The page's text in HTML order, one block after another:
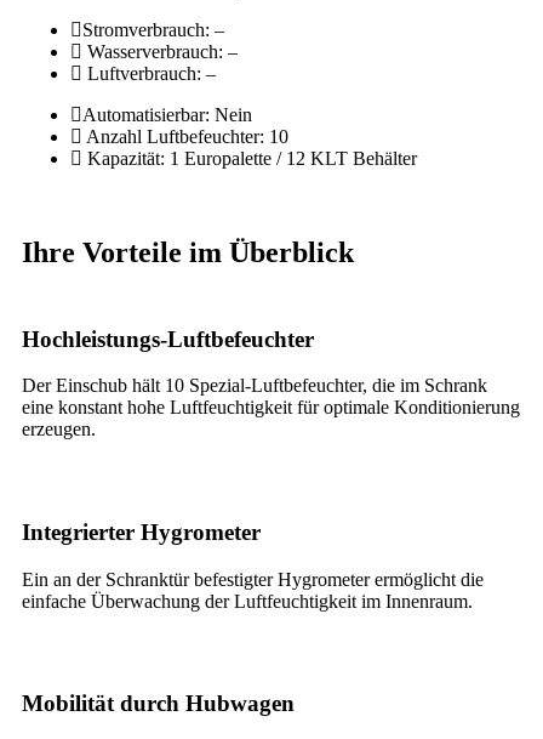
Stromverbrauch: –
Wasserverbrauch: –
Luftverbrauch: –
Automatisierbar: Nein
Anzahl Luftbefeuchter: 10
Kapazität: 1 Europalette / 12 KLT Behälter
Ihre Vorteile im Überblick
Hochleistungs-Luftbefeuchter
Der Einschub hält 10 Spezial-Luftbefeuchter, die im Schrank
eine konstant hohe Luftfeuchtigkeit für optimale Konditionierung
erzeugen.
Integrierter Hygrometer
Ein an der Schranktür befestigter Hygrometer ermöglicht die
einfache Überwachung der Luftfeuchtigkeit im Innenraum.
Mobilität durch Hubwagen